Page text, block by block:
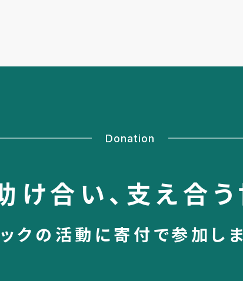
Donation
け合い、 支え合
クの活動に寄付で参加し